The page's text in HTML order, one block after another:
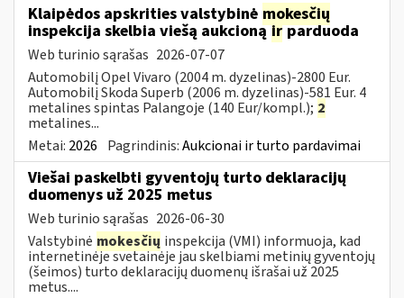
Klaipėdos apskrities valstybinė mokesčių
inspekcija skelbia viešą aukcionąirparduoda
Web turinio sąrašas 2026-07-07
Automobilį Opel Vivaro (2004 m. dyzelinas)-2800 Eur.
Automobilį Skoda Superb (2006 m. dyzelinas)-581 Eur. 4
metalines spintas Palangoje (140 Eur/kompl.); 2
metalines...
Metai: 2026 Pagrindinis:Aukcionai ir turto pardavimai
Viešai paskelbti gyventojų turto deklaracijų
duomenys už 2025 metus
Web turinio sąrašas 2026-06-30
Valstybinė mokesčių inspekcija (VMI) informuoja, kad
internetinėje svetainėje jau skelbiami metinių gyventojų
(šeimos) turto deklaracijų duomenų išrašai už 2025
metus....